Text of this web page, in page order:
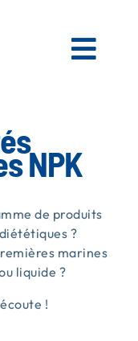
NPK
de produits
?
marines
liquide ?
!